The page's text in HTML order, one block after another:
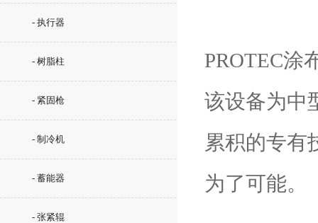
- 执行器
- 树脂柱
- 紧固枪
- 制冷机
- 蓄能器
- 张紧辊
PROTEC涂
该设备为中
累积的专有
为了可能。